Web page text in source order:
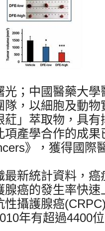
光；中國醫藥大
隊，以細胞及動
葒」萃取物，具
項產學合作的成
》，獲得國際
最新統計資料，
腺癌的發生率快
性攝護腺癌
年有超過4400